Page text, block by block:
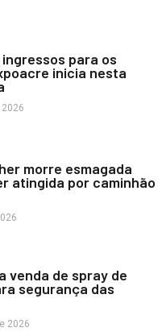
para os
inicia nesta
morre esmagada
atingida por caminhão
venda de spray de
segurança das
2026